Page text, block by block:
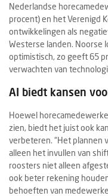
Nederlandse
procent) en het Verenigd
ontwikkelingen als
Westerse landen. Noorse
optimistisch, zo geeft 65
verwachten van
AI biedt kansen
Hoewel
zien, biedt het juist ook
verbeteren. “Het plannen
alleen het invullen van
roosters niet alleen
ook beter rekening
behoeften van